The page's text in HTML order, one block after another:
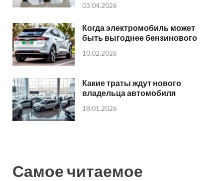
03.04.2026
Когда электромобиль может
быть выгоднее бензинового
10.02.2026
Какие траты ждут нового
владельца автомобиля
18.01.2026
Самое читаемое